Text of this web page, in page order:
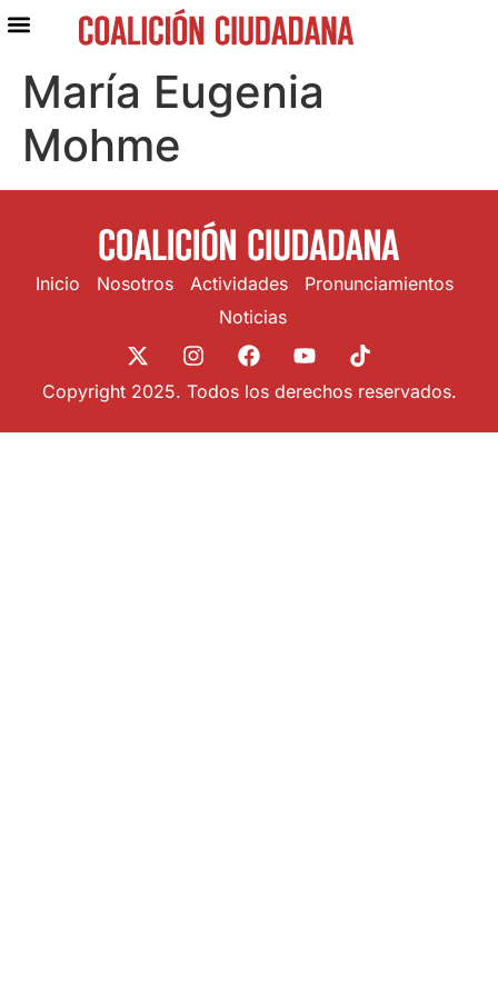
María Eugenia
Mohme
Inicio Nosotros Actividades
Pronunciamientos
Noticias
Copyright 2025. Todos los derechos reservados.